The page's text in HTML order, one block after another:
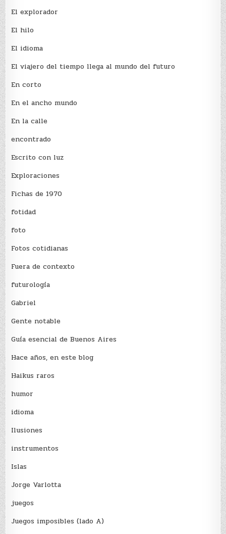
El explorador
El hilo
El idioma
El viajero del tiempo llega al mundo del futuro
En corto
En el ancho mundo
En la calle
encontrado
Escrito con luz
Exploraciones
Fichas de 1970
fotidad
foto
Fotos cotidianas
Fuera de contexto
futurología
Gabriel
Gente notable
Guía esencial de Buenos Aires
Hace años, en este blog
Haikus raros
humor
idioma
Ilusiones
instrumentos
Islas
Jorge Varlotta
juegos
Juegos imposibles (lado A)